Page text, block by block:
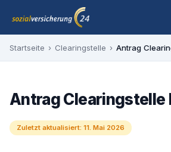
Zum Inhalt springen
sozialversicherung24 — Ihr
Startseite › Clearingstelle › Antrag
Antrag Clearingstelle
Zuletzt aktualisiert: 11. Mai 2026